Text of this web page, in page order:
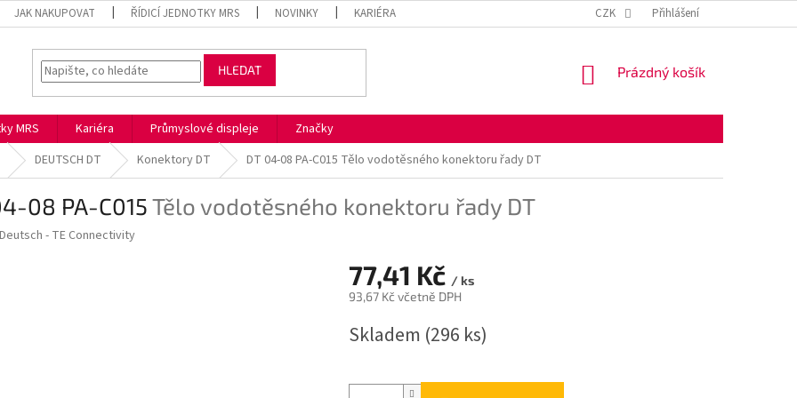
JAK NAKUPOVAT ŘÍDICÍ JEDNOTKY MRS NOVINKY KARIÉRA OBCHODNÍ PODMÍNKY
CZK Přihlášení
HLEDAT
NÁKUPNÍ
Prázdný košík
MRS Kariéra Průmyslové displeje
Značky
DEUTSCH DT Konektory DT DT 04-08 PA-C015 Tělo vodotěsného konektoru řady DT
08 PA-C015Tělo vodotěsného konektoru řady DT
Deutsch - TE Connectivity
77,41 Kč / ks
93,67 Kč včetně DPH
cena:
Skladem (296 ks)